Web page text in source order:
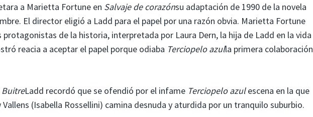
a Marietta Fortune en Salvaje de corazónsu adaptación de 1990 de la novela
El director eligió a Ladd para el papel por una razón obvia. Marietta Fortune
protagonistas de la historia, interpretada por Laura Dern, la hija de Ladd en la vida
reacia a aceptar el papel porque odiaba Terciopelo azulla primera colaboración
BuitreLadd recordó que se ofendió por el infame Terciopelo azulescena en la que
(Isabella Rossellini) camina desnuda y aturdida por un tranquilo suburbio.